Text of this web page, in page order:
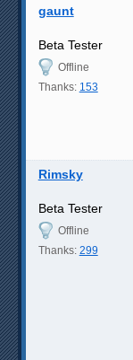
gaunt
Beta Tester
Offline
Thanks: 153
Rimsky
Beta Tester
Offline
Thanks: 299